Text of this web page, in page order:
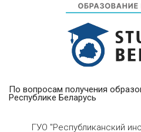
По вопросам получения
Республике Беларусь
ГУО "Республиканский